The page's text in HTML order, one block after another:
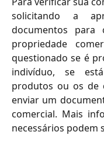
solicitando a
documentos para
propriedade
questionado se é
indivíduo, se
produtos ou os de
enviar um
comercial. Mais
necessários podem